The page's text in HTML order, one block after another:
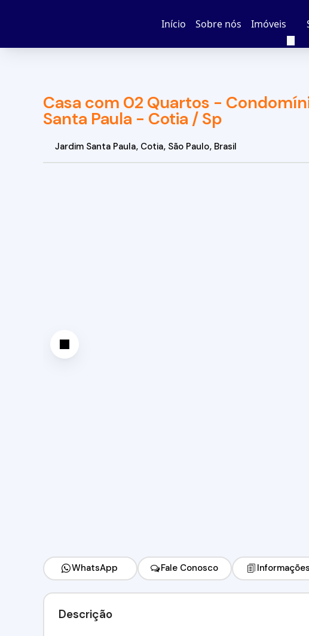
Imóveis
Sobre nós
Início
Casa com 02 Quartos -
Santa Paula - Cotia / Sp
Jardim Santa Paula, Cotia, São Paulo, Brasil
WhatsApp Fale Conosco Informações
Descrição